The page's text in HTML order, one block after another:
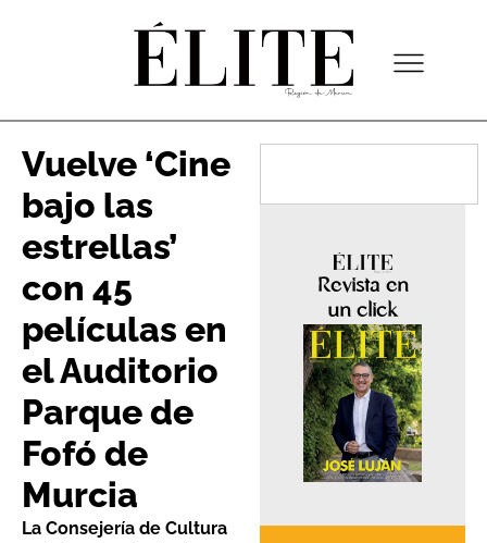
Vuelve ‘Cine
bajo las
estrellas’
con 45
películas en
el Auditorio
Parque de
Fofó de
Murcia
La Consejería de Cultura
Revista en
un click